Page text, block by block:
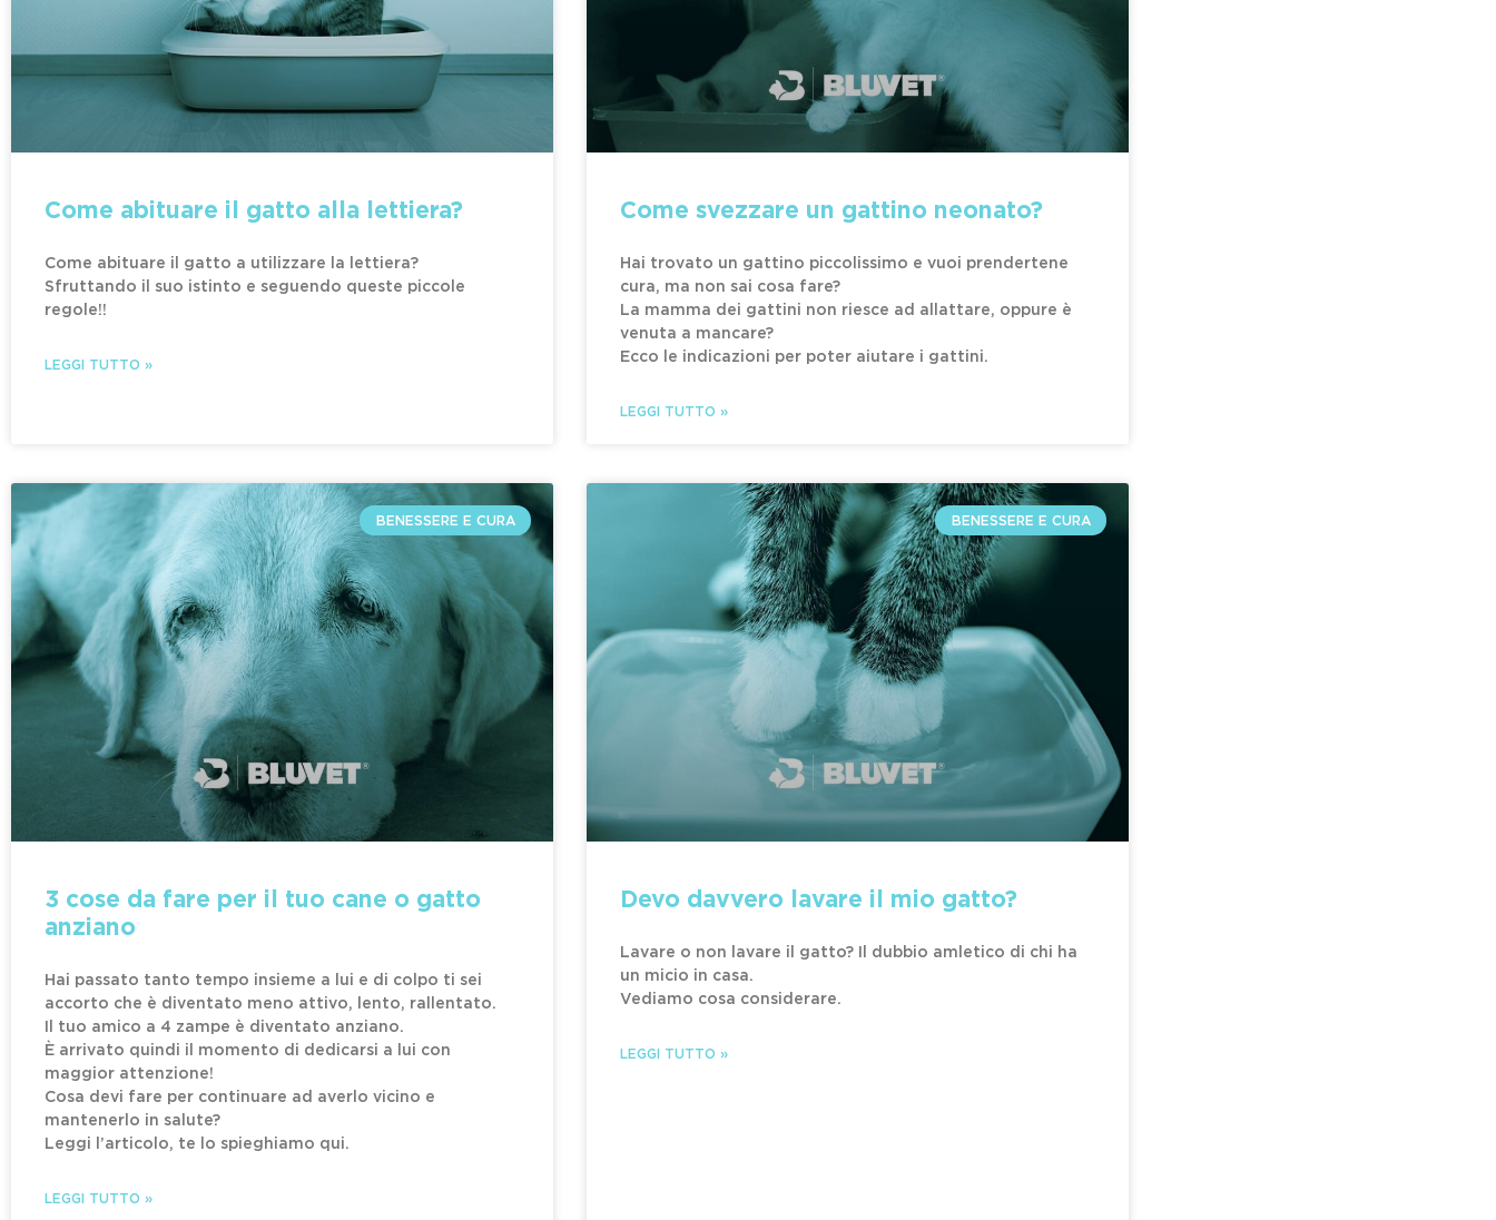
Come abituare il gatto alla lettiera?
Come abituare il gatto a utilizzare la lettiera?
Sfruttando il suo istinto e seguendo queste piccole
regole!!
LEGGI TUTTO »
Come svezzare un gattino neonato?
Hai trovato un gattino piccolissimo e vuoi prendertene
cura, ma non sai cosa fare?
La mamma dei gattini non riesce ad allattare, oppure è
venuta a mancare?
Ecco le indicazioni per poter aiutare i gattini.
LEGGI TUTTO »
BENESSERE E CURA
3 cose da fare per il tuo cane o gatto
anziano
Hai passato tanto tempo insieme a lui e di colpo ti sei
accorto che è diventato meno attivo, lento, rallentato.
Il tuo amico a 4 zampe è diventato anziano.
È arrivato quindi il momento di dedicarsi a lui con
maggior attenzione!
Cosa devi fare per continuare ad averlo vicino e
mantenerlo in salute?
Leggi l’articolo, te lo spieghiamo qui.
LEGGI TUTTO »
BENESSERE E CURA
Devo davvero lavare il mio gatto?
Lavare o non lavare il gatto? Il dubbio amletico di chi ha
un micio in casa.
Vediamo cosa considerare.
LEGGI TUTTO »